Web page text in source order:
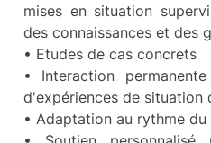
mises en situation
des connaissances et des
• Etudes de cas concrets
• Interaction
d'expériences de situation
• Adaptation au rythme